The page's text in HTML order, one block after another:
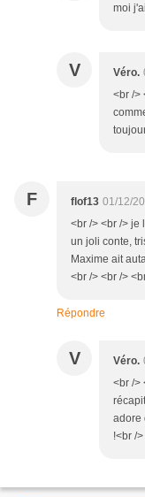
moi
V Véro.
<br />
F flof13 01/12/
<br /> <br /> je
un joli conte,
Maxime ait
<br /> <br />
Répondre
V Véro.
<br />
adore
!<br /